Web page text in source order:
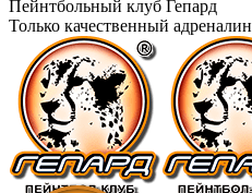
Пейнтбольный клуб Гепард
Только качественный адреналин